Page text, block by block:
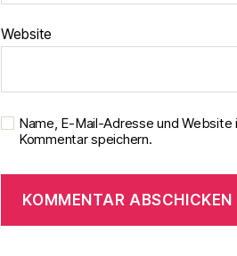
Website
Name, E-Mail-Adresse und
Kommentar speichern.